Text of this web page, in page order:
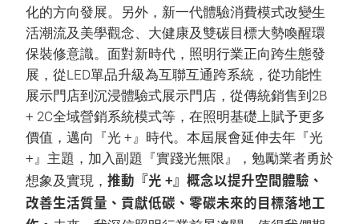
化的方向發展。另外，新一代體驗消費模式改變生
活潮流及美學觀念、大健康及雙碳目標大勢喚醒環
保裝修意識。面對新時代，照明行業正向跨生態發
展，從LED單品升級為互聯互通跨系統，從功能性
展示門店到沉浸體驗式展示門店，從傳統銷售到2B
+ 2C全域營銷系統模式等，在照明基礎上賦予更多
價值，邁向『光 +』時代。本屆展會延伸去年『光
+』主題，加入副題『實踐光無限』，勉勵業者勇於
想象及實現， 推動『光 +』概念以提升空間體驗、
改善生活質量、貢獻低碳、零碳未來的目標落地工